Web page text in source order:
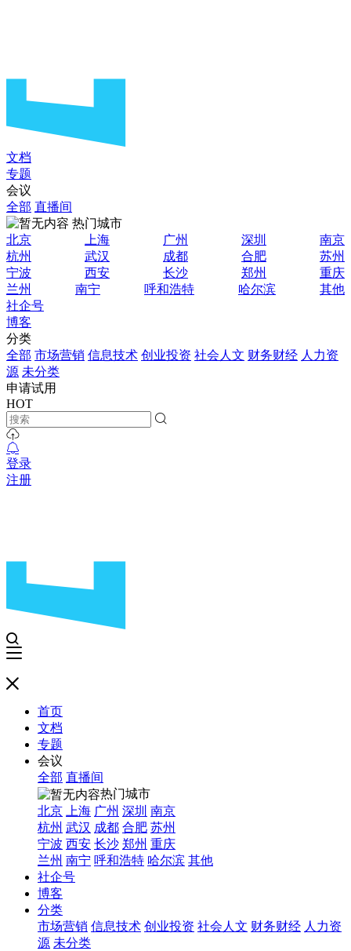
文档
专题
会议
全部 直播间
热门城市
北京
上海 广州 深圳
南京
杭州
武汉 成都 合肥
苏州
宁波
西安 长沙 郑州
重庆
兰州
南宁 呼和浩特 哈尔滨
其他
社企号
博客
分类
全部 市场营销 信息技术 创业投资 社会人文 财务财经 人力资
源 未分类
申请试用
HOT
登录
注册
首页
文档
专题
会议
全部 直播间
热门城市
北京
上海 广州 深圳 南京
杭州 武汉 成都 合肥 苏州
宁波 西安 长沙 郑州 重庆
兰州 南宁 呼和浩特 哈尔滨 其他
社企号
博客
分类
市场营销 信息技术 创业投资 社会人文 财务财经 人力资
源 未分类